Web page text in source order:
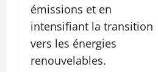
émissions et en
intensifiant la transition
vers les énergies
renouvelables.